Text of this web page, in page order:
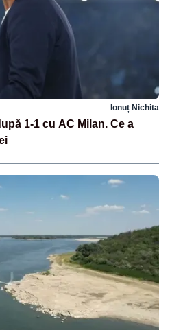
Ionuț Nichita
1-1 cu AC Milan. Ce a